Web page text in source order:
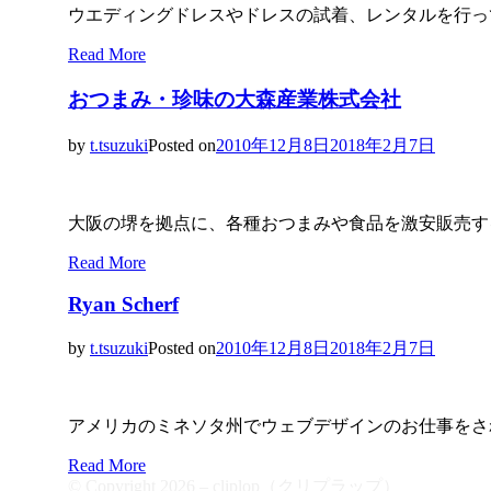
ウエディングドレスやドレスの試着、レンタルを行
Read More
おつまみ・珍味の大森産業株式会社
by t.tsuzukiPosted on2010年12月8日 2018年2月7日
大阪の堺を拠点に、各種おつまみや食品を激安販売
Read More
Ryan Scherf
by t.tsuzukiPosted on2010年12月8日 2018年2月7日
アメリカのミネソタ州でウェブデザインのお仕事を
Read More